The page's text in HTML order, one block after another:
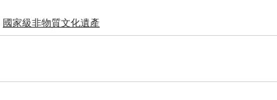
國家級非物質文化遺產